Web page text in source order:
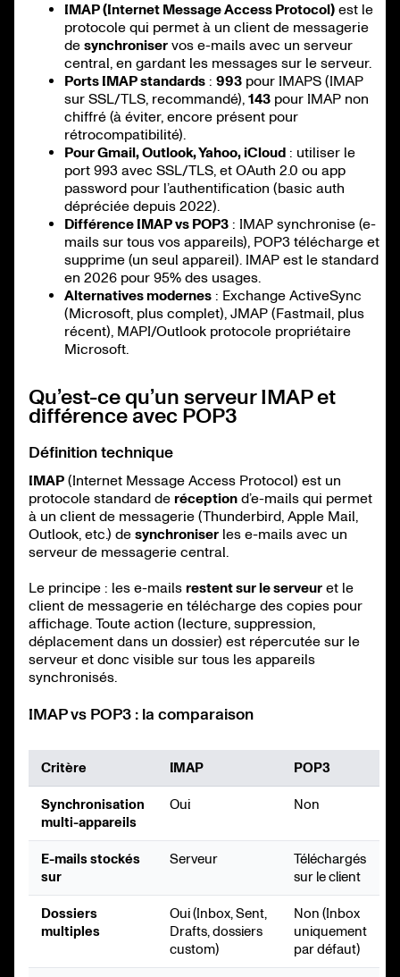
IMAP (Internet Message Access Protocol) est le
protocole qui permet à un client de messagerie
de synchroniser vos e-mails avec un serveur
central, en gardant les messages sur le serveur.
Ports IMAP standards : 993 pour IMAPS (IMAP
sur SSL/TLS, recommandé), 143 pour IMAP non
chiffré (à éviter, encore présent pour
rétrocompatibilité).
Pour Gmail, Outlook, Yahoo, iCloud : utiliser le
port 993 avec SSL/TLS, et OAuth 2.0 ou app
password pour l’authentification (basic auth
dépréciée depuis 2022).
Différence IMAP vs POP3 : IMAP synchronise (e-
mails sur tous vos appareils), POP3 télécharge et
supprime (un seul appareil). IMAP est le standard
en 2026 pour 95% des usages.
Alternatives modernes : Exchange ActiveSync
(Microsoft, plus complet), JMAP (Fastmail, plus
récent), MAPI/Outlook protocole propriétaire
Microsoft.
Qu’est-ce qu’un serveur IMAP et
différence avec POP3
Définition technique
IMAP (Internet Message Access Protocol) est un
protocole standard de réception d’e-mails qui permet
à un client de messagerie (Thunderbird, Apple Mail,
Outlook, etc.) de synchroniser les e-mails avec un
serveur de messagerie central.
Le principe : les e-mails restent sur le serveur et le
client de messagerie en télécharge des copies pour
affichage. Toute action (lecture, suppression,
déplacement dans un dossier) est répercutée sur le
serveur et donc visible sur tous les appareils
synchronisés.
IMAP vs POP3 : la comparaison
Critère IMAP POP3
Synchronisation
multi-appareils
Oui Non
E-mails stockés
sur
Serveur
Téléchargés
sur le client
Dossiers
multiples
Oui (Inbox, Sent,
Drafts, dossiers
custom)
Non (Inbox
uniquement
par défaut)